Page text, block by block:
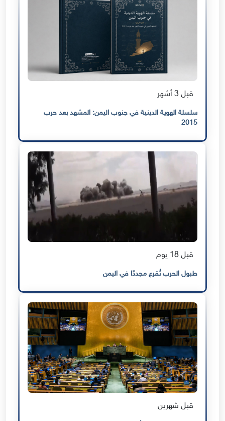
قبل 3 أشهر
سلسلة الهوية الدينية في جنوب اليمن: المشهد بعد حرب
2015
قبل 18 يوم
طبول الحرب تُقرع مجددًا في اليمن
قبل شهرين